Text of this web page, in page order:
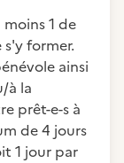
1 de
former.
ainsi
à la
prêt-e-s à
de 4 jours
1 jour par